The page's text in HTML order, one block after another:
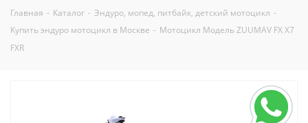
Главная - Каталог - Эндуро, мопед, питбайк, детский мотоцикл -
Купить эндуро мотоцикл в Москве - Мотоцикл Модель ZUUMAV FX X7
FXR